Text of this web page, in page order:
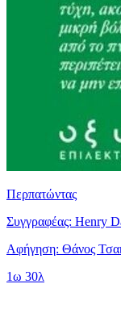
Περπατώντας
Συγγραφέας: Henry
Αφήγηση: Θάνος
1ω 30λ